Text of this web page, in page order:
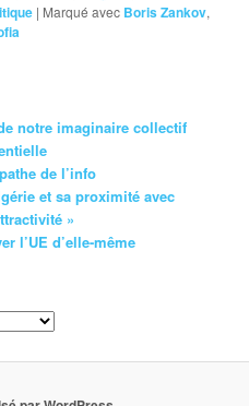
| Marqué avec Boris Zankov,
notre imaginaire collectif
de l’info
et sa proximité avec
»
l’UE d’elle-même